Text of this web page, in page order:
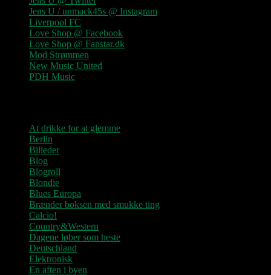
Jens U / unmack45s @ Instagram
Liverpool FC
Love Shop @ Facebook
Love Shop @ Fanstar.dk
Mod Strømmen
New Music United
PDH Music
At drikke for at glemme
Berlin
Billeder
Blog
Blogroll
Blondie
Blues Europa
Brænder boksen med smukke ting
Calcio!
Country&Western
Dagene løber som heste
Deutschland
Elektronisk
En aften i byen